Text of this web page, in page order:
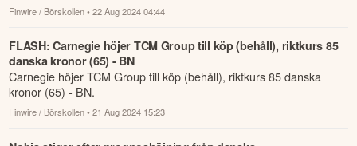
Finwire / Börskollen • 22 Aug 2024 04:44
FLASH: Carnegie höjer TCM Group till köp (behåll), riktkurs 85
danska kronor (65) - BN
Carnegie höjer TCM Group till köp (behåll), riktkurs 85 danska
kronor (65) - BN.
Finwire / Börskollen • 21 Aug 2024 15:23